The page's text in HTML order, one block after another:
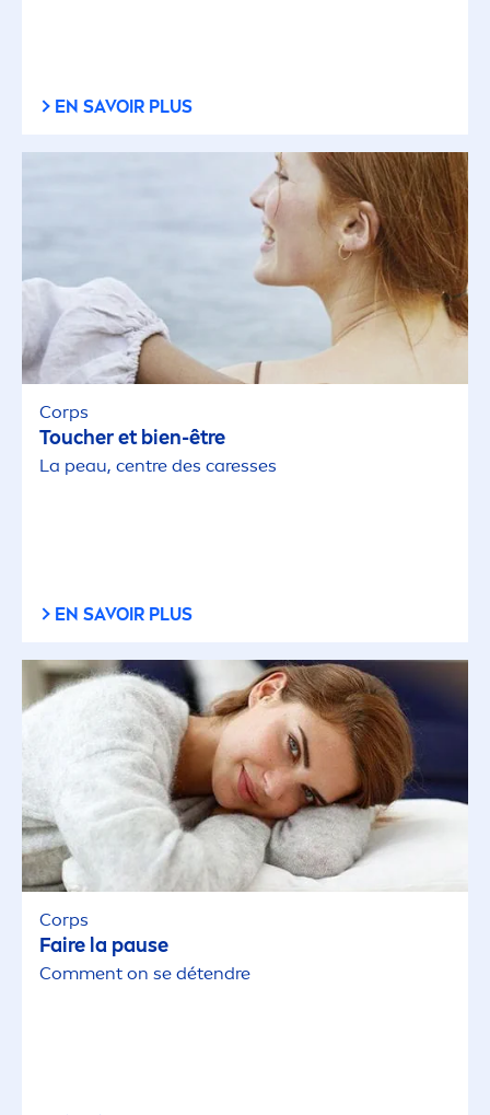
EN SAVOIR PLUS
Corps
Toucher et bien-être
La peau, centre des caresses
EN SAVOIR PLUS
Corps
Faire la pause
Comment on se détendre